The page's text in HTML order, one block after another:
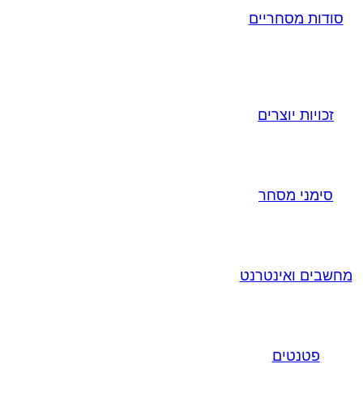
סודות מסחריים
זכויות יוצרים
סימני מסחר
מחשבים ואינטרנט
פטנטים